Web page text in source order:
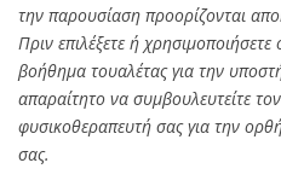
την παρουσίαση προορίζονται
Πριν επιλέξετε ή
βοήθημα τουαλέτας για την
απαραίτητο να συμβουλευτείτε
φυσικοθεραπευτή σας για την
σας.